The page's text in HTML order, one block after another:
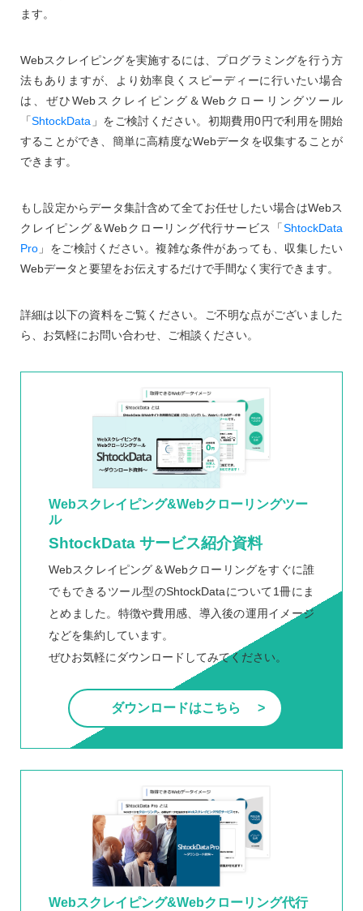
ます。
Webスクレイピングを実施するには、プログラミングを行う方
法もありますが、より効率良くスピーディーに行いたい場合
は、ぜひWebスクレイピング＆Webクローリングツール
「ShtockData 」をご検討ください。初期費用0円で利用を開始
することができ、簡単に高精度なWebデータを収集することが
できます。
もし設定からデータ集計含めて全てお任せしたい場合はWebス
クレイピング＆Webクローリング代行サービス「ShtockData
Pro 」をご検討ください。複雑な条件があっても、収集したい
Webデータと要望をお伝えするだけで手間なく実行できます。
詳細は以下の資料をご覧ください。ご不明な点がございました
ら、お気軽にお問い合わせ、ご相談ください。
Webスクレイピング&Webクローリングツー
ル
ShtockData サービス紹介資料
Webスクレイピング＆Webクローリングをすぐに誰
でもできるツール型のShtockDataについて1冊にま
とめました。特徴や費用感、導入後の運用イメージ
などを集約しています。
ぜひお気軽にダウンロードしてみてください。
ダウンロードはこちら
Webスクレイピング&Webクローリング代行